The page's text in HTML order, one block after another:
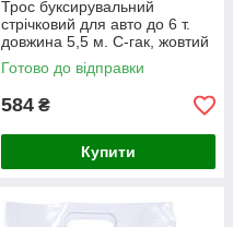
Трос буксирувальний
стрічковий для авто до 6 т.
довжина 5,5 м. С-гак, жовтий
CarLife (TR704)
Готово до відправки
584 ₴
Купити